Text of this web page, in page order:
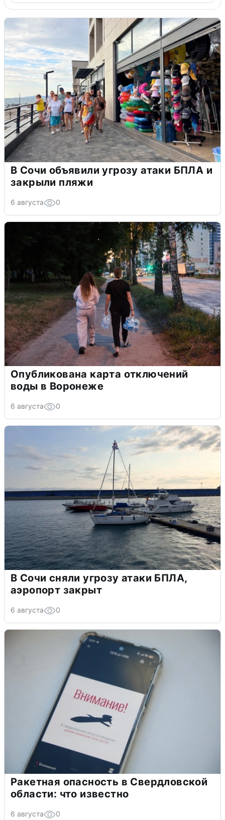
В Сочи объявили угрозу атаки БПЛА и
закрыли пляжи
6 августа 0
Опубликована карта отключений
воды в Воронеже
6 августа 0
В Сочи сняли угрозу атаки БПЛА,
аэропорт закрыт
6 августа 0
Ракетная опасность в Свердловской
области: что известно
6 августа 0